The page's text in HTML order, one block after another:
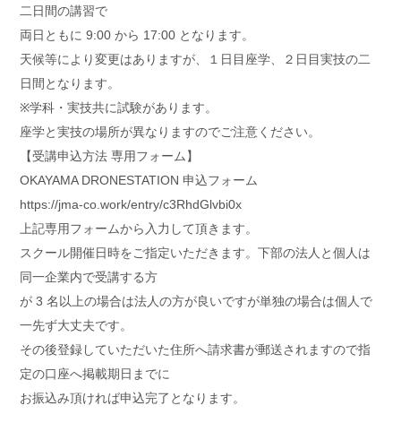
二日間の講習で
両日ともに 9:00 から 17:00 となります。
天候等により変更はありますが、１日目座学、２日目実技の二
日間となります。
※学科・実技共に試験があります。
座学と実技の場所が異なりますのでご注意ください。
【受講申込方法 専用フォーム】
OKAYAMA DRONESTATION 申込フォーム
https://jma-co.work/entry/c3RhdGlvbi0x
上記専用フォームから入力して頂きます。
スクール開催日時をご指定いただきます。下部の法人と個人は
同一企業内で受講する方
が 3 名以上の場合は法人の方が良いですが単独の場合は個人で
一先ず大丈夫です。
その後登録していただいた住所へ請求書が郵送されますので指
定の口座へ掲載期日までに
お振込み頂ければ申込完了となります。